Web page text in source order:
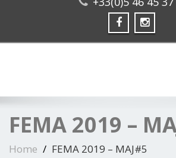
FEMA 2019 –
Home FEMA 2019 – MAJ#5